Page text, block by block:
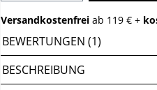
Versandkostenfrei ab 119 € +
BEWERTUNGEN (1)
BESCHREIBUNG